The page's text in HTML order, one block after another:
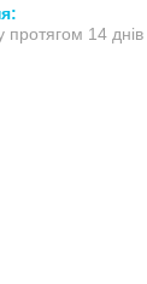
протягом 14 днів